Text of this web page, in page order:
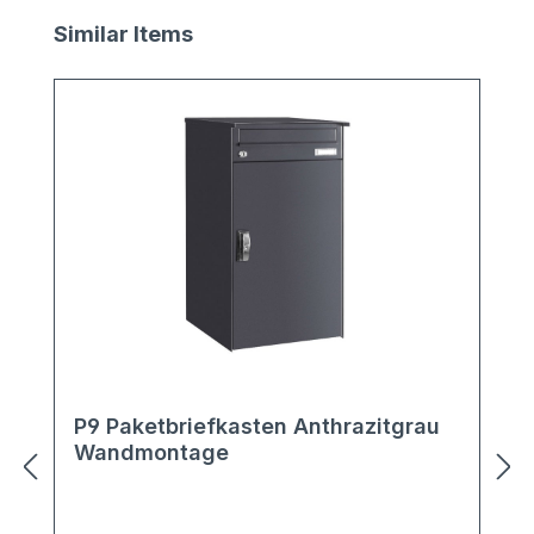
Produktgalerie überspringen
Similar Items
P9 Paketbriefkasten Anthrazitgrau
Wandmontage